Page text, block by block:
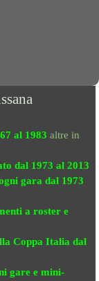
al 1983 altre in
dal 1973 al 2013
gara dal 1973
a roster e
Coppa Italia dal
gare e mini-